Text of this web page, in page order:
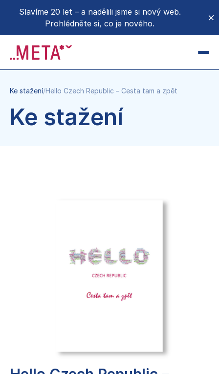
Slavíme 20 let – a nadělili jsme si nový web.
Prohlédněte si, co je nového.
CZ EN
O METĚ
Pro cizince a cizinky
Pro vyučující
Pro systémové změny
Ke stažení/Hello Czech Republic – Cesta tam a zpět
Ke stažení